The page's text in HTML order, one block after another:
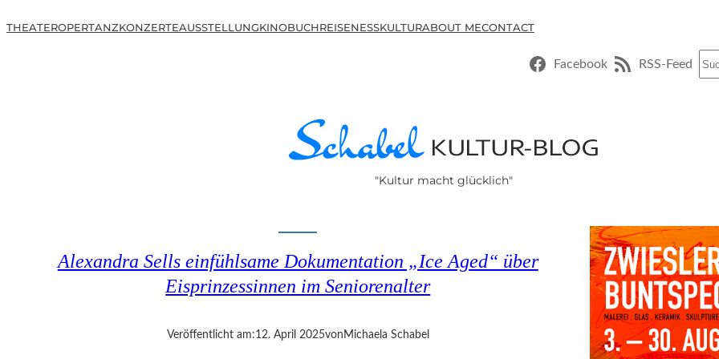
THEATEROPERTANZKONZERTEAUSSTELLUNGKINOBUCHREISENESSKULTURABOUT MECONTACT
Facebook RSS-Feed
"Kultur macht glücklich"
Alexandra Sells einfühlsame Dokumentation „Ice Aged“ über
Eisprinzessinnen im Seniorenalter
Veröffentlicht am:12. April 2025von Michaela Schabel